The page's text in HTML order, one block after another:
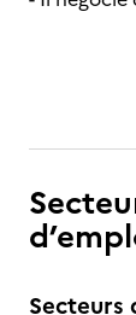
Secteurs